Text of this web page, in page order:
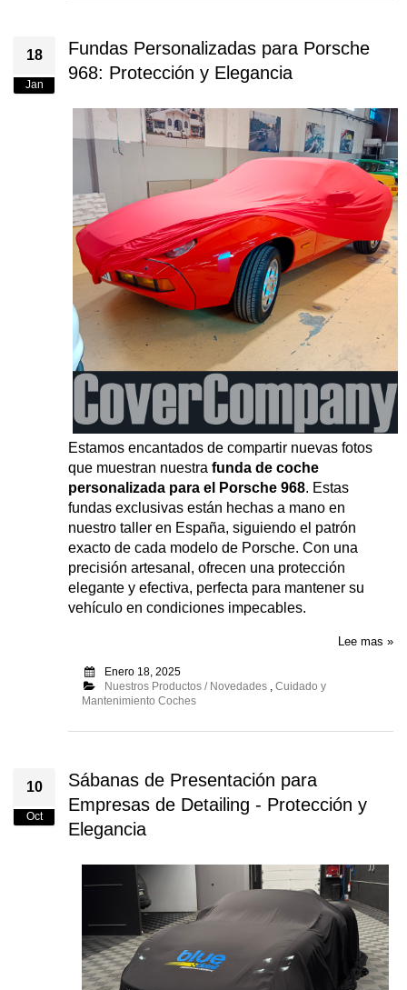
18
Jan
Fundas Personalizadas para Porsche
968: Protección y Elegancia
Estamos encantados de compartir nuevas fotos
que muestran nuestra funda de coche
personalizada para el Porsche 968. Estas
fundas exclusivas están hechas a mano en
nuestro taller en España, siguiendo el patrón
exacto de cada modelo de Porsche. Con una
precisión artesanal, ofrecen una protección
elegante y efectiva, perfecta para mantener su
vehículo en condiciones impecables.
Lee mas »
Enero 18, 2025
Nuestros Productos / Novedades, Cuidado y
Mantenimiento Coches
10
Oct
Sábanas de Presentación para
Empresas de Detailing - Protección y
Elegancia